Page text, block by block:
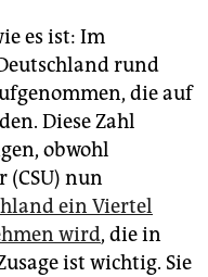
es ist: Im
rund
die auf
Diese Zahl
obwohl
nun
ein Viertel
wird, die in
ist wichtig. Sie